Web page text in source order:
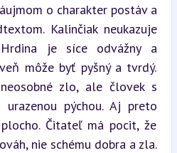
o charakter postáv a
Kalinčiak neukazuje
je síce odvážny a
môže byť pyšný a tvrdý.
zlo, ale človek s
urazenou pýchou. Aj preto
Čitateľ má pocit, že
nie schému dobra a zla.